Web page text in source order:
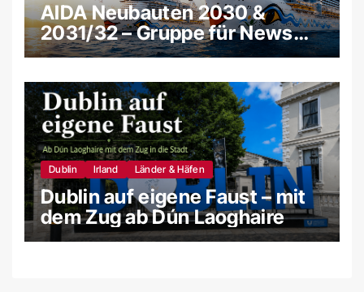
AIDA Neubauten 2030 &
2031/32 – Gruppe für News
und Gerüchte
Dublin Irland Länder & Häfen
Dublin auf eigene Faust – mit
dem Zug ab Dún Laoghaire